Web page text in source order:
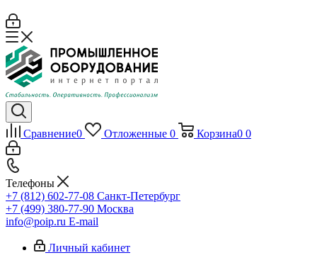
Сравнение0 Отложенные 0 Корзина0 0
Телефоны
+7 (812) 602-77-08 Санкт-Петербург
+7 (499) 380-77-90 Москва
info@poip.ru E-mail
Личный кабинет